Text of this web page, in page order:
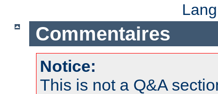
Commentaires
Notice:
This is not a Q&A